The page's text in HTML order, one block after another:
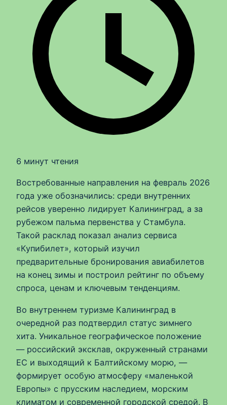
6 минут чтения
Востребованные направления на февраль 2026
года уже обозначились: среди внутренних
рейсов уверенно лидирует Калининград, а за
рубежом пальма первенства у Стамбула.
Такой расклад показал анализ сервиса
«Купибилет», который изучил
предварительные бронирования авиабилетов
на конец зимы и построил рейтинг по объему
спроса, ценам и ключевым тенденциям.
Во внутреннем туризме Калининград в
очередной раз подтвердил статус зимнего
хита. Уникальное географическое положение
— российский эксклав, окруженный странами
ЕС и выходящий к Балтийскому морю, —
формирует особую атмосферу «маленькой
Европы» с прусским наследием, морским
климатом и современной городской средой. В